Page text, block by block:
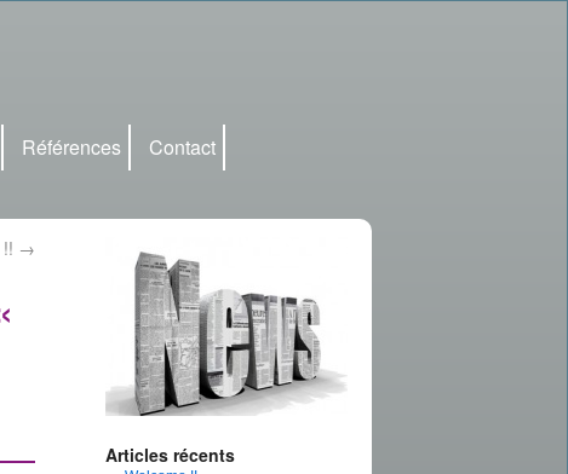
Références Contact
→
Articles récents